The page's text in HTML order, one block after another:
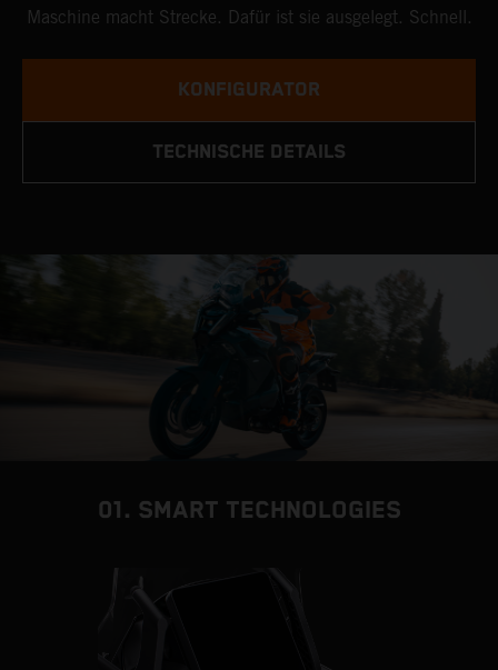
Maschine macht Strecke. Dafür ist sie ausgelegt. Schnell.
KONFIGURATOR
TECHNISCHE DETAILS
01. SMART TECHNOLOGIES